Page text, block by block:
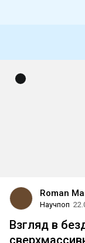
Roman
Научпоп
Взгляд в